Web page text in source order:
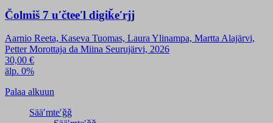
Čolmiš 7 uʹčteeʹl digiǩeʹrjj
Aarnio Reeta, Kaseva Tuomas, Laura Ylinampa, Martta Alajärvi,
Petter Morottaja da Miina Seurujärvi, 2026
30,00 €
älp. 0%
Palaa alkuun
Sääʹmteʹǧǧ